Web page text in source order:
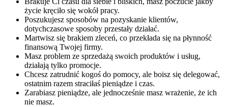
życie kręciło się wokół pracy.
Poszukujesz sposobów na pozyskanie klientów,
dotychczasowe sposoby przestały działać.
Martwisz się brakiem zleceń, co przekłada się na płynność
finansową Twojej firmy.
Masz problem ze sprzedażą swoich produktów i usług,
działają tylko promocje.
Chcesz zatrudnić kogoś do pomocy, ale boisz się delegować,
ostatnim razem straciłaś pieniądze i czas.
Zarabiasz pieniądze, ale jednocześnie masz wrażenie, że ich
nie masz.